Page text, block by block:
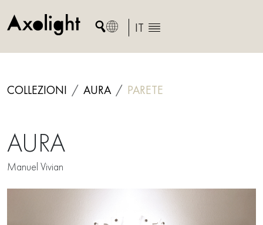
to
IT
COLLEZIONI AURA PARETE
AURA
Manuel Vivian